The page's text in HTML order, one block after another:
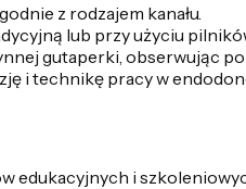
z rodzajem kanału.
lub przy użyciu
gutaperki, obserwując
i technikę pracy w
edukacyjnych i